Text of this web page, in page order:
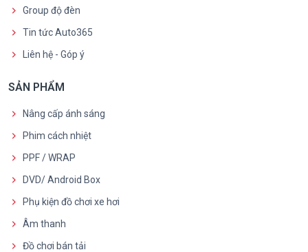
Group độ đèn
Tin tức Auto365
Liên hệ - Góp ý
SẢN PHẨM
Nâng cấp ánh sáng
Phim cách nhiệt
PPF / WRAP
DVD/ Android Box
Phụ kiện đồ chơi xe hơi
Âm thanh
Đồ chơi bán tải